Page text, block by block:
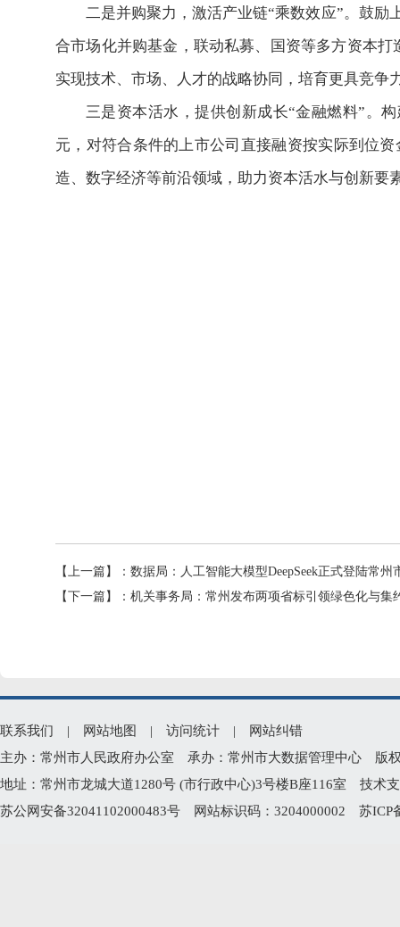
二是并购聚力，激活产业链“乘数效应”。鼓
合市场化并购基金，联动私募、国资等多方资本
实现技术、市场、人才的战略协同，培育更具竞争
三是资本活水，提供创新成长“金融燃料”。
元，对符合条件的上市公司直接融资按实际到位
造、数字经济等前沿领域，助力资本活水与创新要
【上一篇】： 数据局：人工智能大模型DeepSeek正式登陆常州
【下一篇】： 机关事务局：常州发布两项省标引领绿色化与集
联系我们 | 网站地图 | 访问统计 |
网站纠错
主办：常州市人民政府办公室 承办：常州市大数据管理中心 版
地址：常州市龙城大道1280号 (市行政中心)3号楼B座116室 技术
苏公网安备32041102000483号 网站标识码：3204000002 苏ICP